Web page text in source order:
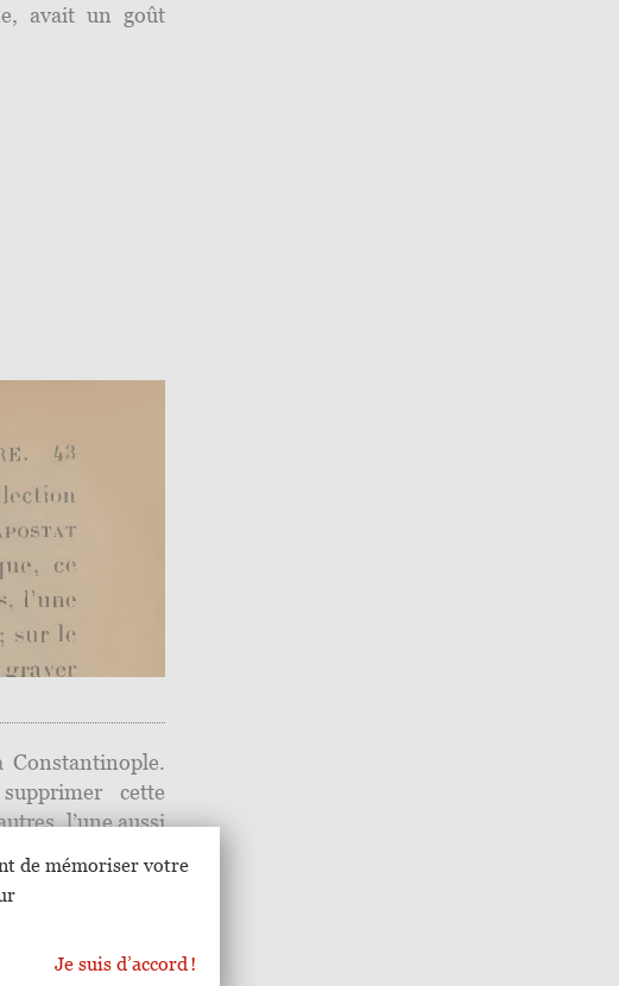
avait un goût
cette
l’une aussi
aveu de sa
alii aves,
libros
de mémoriser votre
Je suis d’accord !